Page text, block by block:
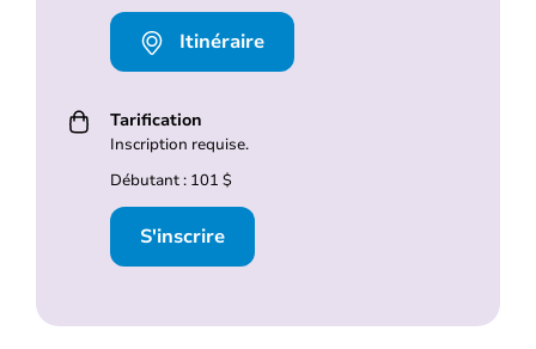
Itinéraire
Tarification
Inscription requise.
Débutant : 101 $
S'inscrire